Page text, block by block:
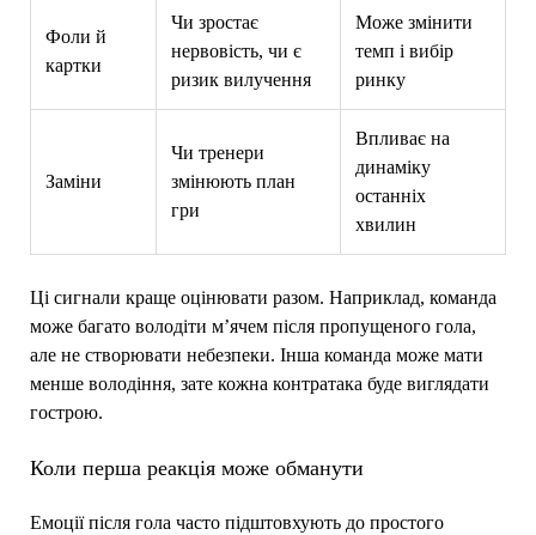
Фоли й
картки
Чи зростає
нервовість, чи є
ризик вилучення
Може змінити
темп і вибір
ринку
Заміни
Чи тренери
змінюють план
гри
Впливає на
динаміку
останніх
хвилин
Ці сигнали краще оцінювати разом. Наприклад, команда
може багато володіти м’ячем після пропущеного гола,
але не створювати небезпеки. Інша команда може мати
менше володіння, зате кожна контратака буде виглядати
гострою.
Коли перша реакція може обманути
Емоції після гола часто підштовхують до простого